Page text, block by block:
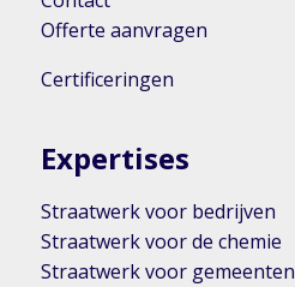
Offerte aanvragen
Certificeringen
Expertises
Straatwerk voor bedrijven
Straatwerk voor de chemie
Straatwerk voor gemeenten